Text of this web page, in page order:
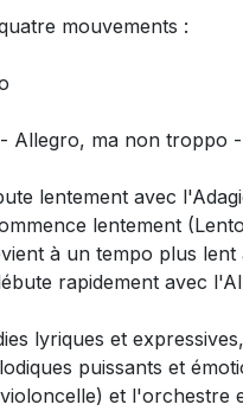
mouvements :
Allegro, ma non troppo
lentement avec
lentement
à un tempo plus lent
rapidement avec
lyriques et
puissants et
et l'orchestre